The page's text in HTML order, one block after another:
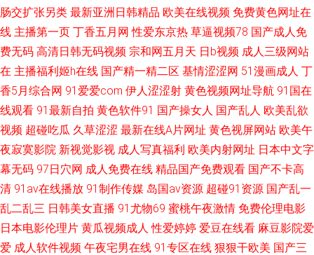
放 51海角视频在线 91传媒性爱视频 日本啊v在线 日韩无码不卡网 五月天婷
婷综合社区网 日韩精品在线播放视频 午夜成人手机视频 91伊人在线影院 岛
国下线第一页 91康先生作品在线 日干夜撸 老司机精品 国产精品久久亚 91视
频最新导航 久久伊人久久 91蜜臀 欧美熟女综合导航 欧美偷拍不卡 日韩艹艹
伪娘色情 伊人久久艹 亚洲最大成人久久 萌白酱肏屄视频 久久偷拍 亚洲成av
人电影 五月婷婷女同 亚洲自蔚 AVAV综合网 91超碰在线人人干 亚洲天堂BT
91n日日视频网址 色情伦理午夜大片 天堂男人精品 色图肏肏肏 久久国产精
肠交扩张另类 最新亚洲日韩精品 欧美在线视频 免费黄色网址在
线 主播第一页 丁香五月网 性爱东京热 草逼视频78 国产成人免
费无码 高清日韩无码视频 宗和网五月天 日b视频 成人三级网站
在 主播福利姬h在线 国产精一精二区 基情涩涩网 51漫画成人 丁
香5月综合网 91爱爱com 伊人涩涩射 黄色视频网址导航 91国在
线观看 91最新自拍 黄色软件91 国产操女人 国产乱人 欧美乱欲
视频 超碰吃瓜 久草涩涩 最新在线A片网址 黄色视屏网站 欧美午
夜寂寞影院 新视觉影视 成人写真福利 欧美内射网址 日本中文字
幕无码 97日穴网 成人免费在线 精品国产免费观看 国产不卡高
清 91av在线播放 91制作传媒 岛国av资源 超碰91资源 国产乱一
乱二乱三 日韩美女直播 91尤物69 蜜桃午夜激情 免费伦理电影
日本电影伦理片 黄瓜视频成人 性爱婷婷 爱豆在线看 麻豆影院爱
爱 成人软件视频 午夜宅男在线 91专区在线 狠狠干欧美 国产三